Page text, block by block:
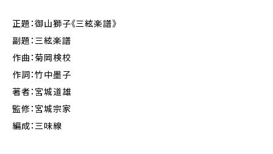
正題：御山獅子《三絃楽譜》
副題：三絃楽譜
作曲：菊岡検校
作詞：竹中墨子
著者：宮城道雄
監修：宮城宗家
編成：三味線